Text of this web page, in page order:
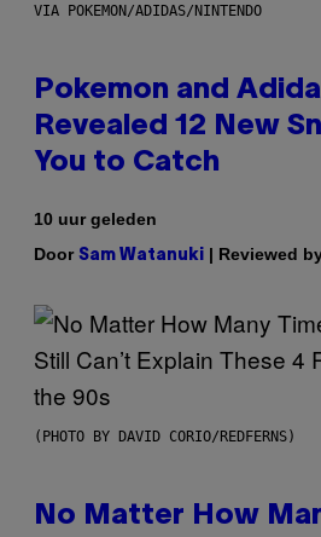
VIA POKEMON/ADIDAS/NINTENDO
Pokemon and
Revealed 12 New
You to Catch
10 uur geleden
Door Sam Watanuki | Reviewed
(PHOTO BY DAVID CORIO/REDFERNS)
No Matter How